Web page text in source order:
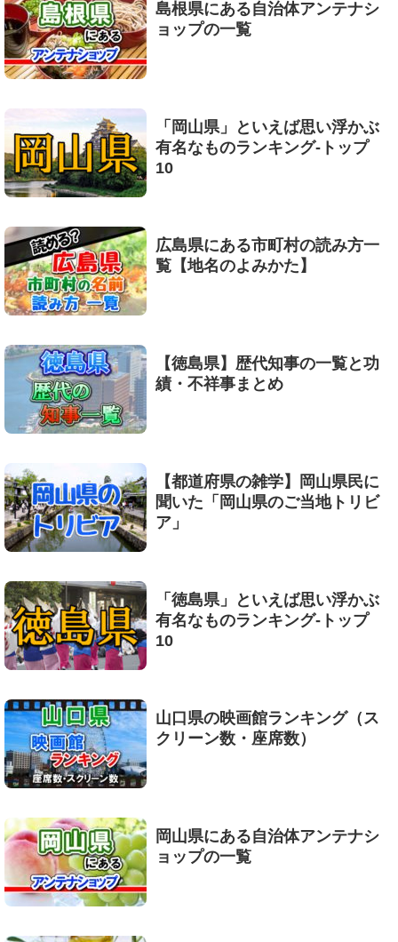
島根県にある自治体アンテナシ
ョップの一覧
「岡山県」といえば思い浮かぶ
有名なものランキング-トップ
10
広島県にある市町村の読み方一
覧【地名のよみかた】
【徳島県】歴代知事の一覧と功
績・不祥事まとめ
【都道府県の雑学】岡山県民に
聞いた「岡山県のご当地トリビ
ア」
「徳島県」といえば思い浮かぶ
有名なものランキング-トップ
10
山口県の映画館ランキング（ス
クリーン数・座席数）
岡山県にある自治体アンテナシ
ョップの一覧